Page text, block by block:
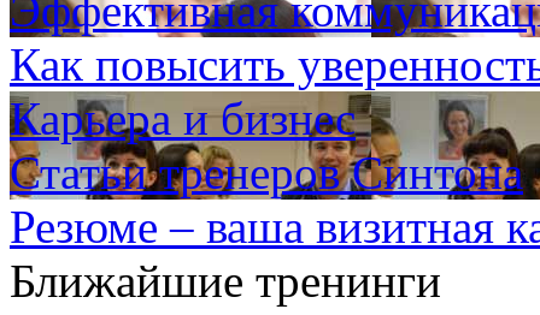
Как повысить
Карьера и бизнес
Статьи тренеров Синтона
Резюме – ваша визитная
Ближайшие тренинги